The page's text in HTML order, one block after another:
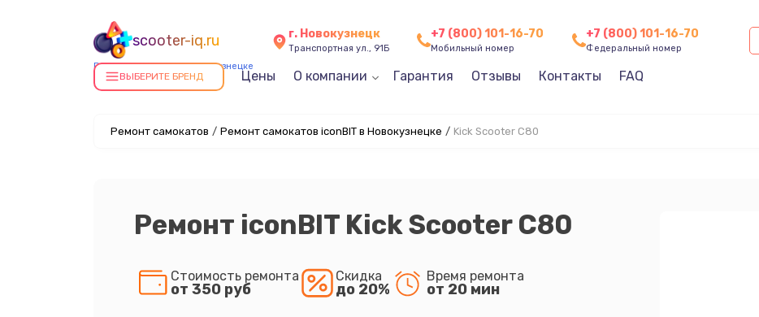
scooter-iq.ru
Ремонт самокатов в Новокузнецке
г. Новокузнецк
Транспортная ул., 91Б
+7 (800) 101-16-70
Мобильный номер
+7 (800) 101-16-70
Федеральный номер
ВЫБЕРИТЕ БРЕНД Цены О компании Гарантия Отзывы Контакты FAQ
Ремонт самокатов / Ремонт самокатов iconBIT в Новокузнецке / Kick Scooter C80
Ремонт iconBIT Kick Scooter C80
Стоимость ремонта
от 350 руб
Скидка
до 20%
Время ремонта
от 20 мин